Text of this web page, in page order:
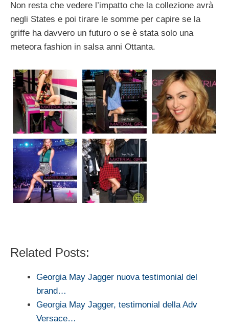
Non resta che vedere l’impatto che la collezione avrà
negli States e poi tirare le somme per capire se la
griffe ha davvero un futuro o se è stata solo una
meteora fashion in salsa anni Ottanta.
Related Posts:
Georgia May Jagger nuova testimonial del
brand…
Georgia May Jagger, testimonial della Adv
Versace…